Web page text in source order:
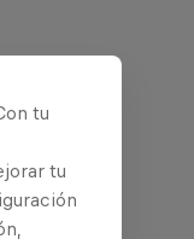
tu
tu